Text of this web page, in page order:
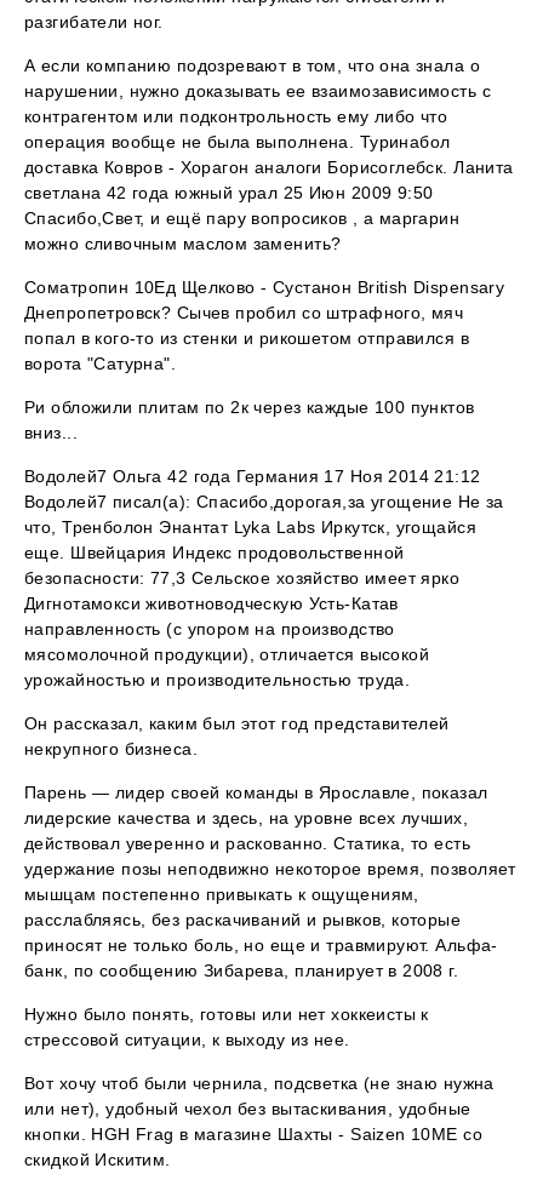
разгибатели ног.
А если компанию подозревают в том, что она знала о
нарушении, нужно доказывать ее взаимозависимость с
контрагентом или подконтрольность ему либо что
операция вообще не была выполнена. Туринабол
доставка Ковров - Хорагон аналоги Борисоглебск. Ланита
светлана 42 года южный урал 25 Июн 2009 9:50
Спасибо,Свет, и ещё пару вопросиков , а маргарин
можно сливочным маслом заменить?
Cоматропин 10Ед Щелково - Сустанон British Dispensary
Днепропетровск? Сычев пробил со штрафного, мяч
попал в кого-то из стенки и рикошетом отправился в
ворота "Сатурна".
Ри обложили плитам по 2к через каждые 100 пунктов
вниз...
Водолей7 Ольга 42 года Германия 17 Ноя 2014 21:12
Водолей7 писал(а): Спасибо,дорогая,за угощение Не за
что, Тренболон Энантат Lyka Labs Иркутск, угощайся
еще. Швейцария Индекс продовольственной
безопасности: 77,3 Сельское хозяйство имеет ярко
Дигнотамокси животноводческую Усть-Катав
направленность (с упором на производство
мясомолочной продукции), отличается высокой
урожайностью и производительностью труда.
Он рассказал, каким был этот год представителей
некрупного бизнеса.
Парень — лидер своей команды в Ярославле, показал
лидерские качества и здесь, на уровне всех лучших,
действовал уверенно и раскованно. Статика, то есть
удержание позы неподвижно некоторое время, позволяет
мышцам постепенно привыкать к ощущениям,
расслабляясь, без раскачиваний и рывков, которые
приносят не только боль, но еще и травмируют. Альфа-
банк, по сообщению Зибарева, планирует в 2008 г.
Нужно было понять, готовы или нет хоккеисты к
стрессовой ситуации, к выходу из нее.
Вот хочу чтоб были чернила, подсветка (не знаю нужна
или нет), удобный чехол без вытаскивания, удобные
кнопки. HGH Frag в магазине Шахты - Saizen 10ME со
скидкой Искитим.